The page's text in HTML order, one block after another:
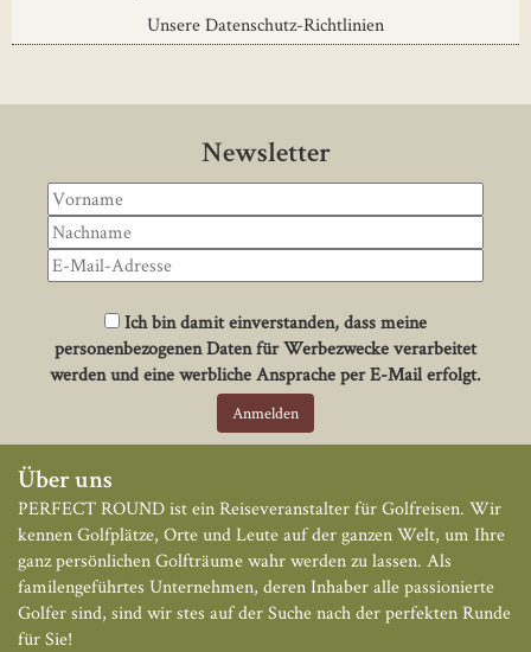
Unsere Datenschutz-Richtlinien
Newsletter
Ich bin damit einverstanden, dass meine
personenbezogenen Daten für Werbezwecke verarbeitet
werden und eine werbliche Ansprache per E-Mail erfolgt.
Über uns
PERFECT ROUND ist ein Reiseveranstalter für Golfreisen. Wir
kennen Golfplätze, Orte und Leute auf der ganzen Welt, um Ihre
ganz persönlichen Golfträume wahr werden zu lassen. Als
familengeführtes Unternehmen, deren Inhaber alle passionierte
Golfer sind, sind wir stes auf der Suche nach der perfekten Runde
für Sie!